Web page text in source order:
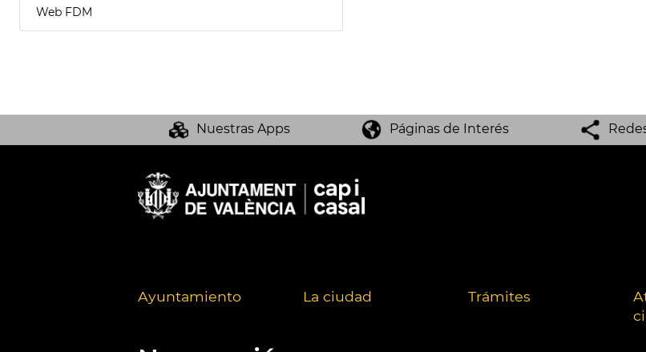
Web FDM
Nuestras Apps Páginas de Interés
Ayuntamiento La ciudad Trámites